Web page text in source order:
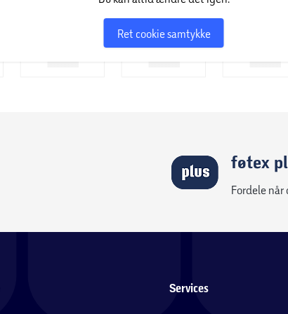
Ret cookie samtykke
føtex
Fordele når
Services